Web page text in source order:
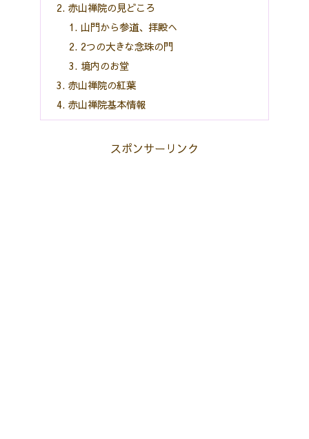
赤山禅院の見どころ
山門から参道、拝殿へ
2つの大きな念珠の門
境内のお堂
赤山禅院の紅葉
赤山禅院基本情報
スポンサーリンク